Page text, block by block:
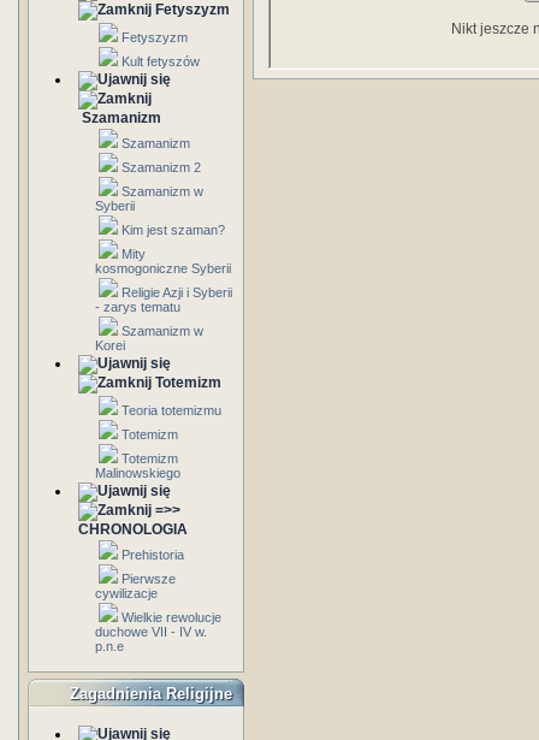
Fetyszyzm
Fetyszyzm
Kult fetyszów
Szamanizm
Szamanizm
Szamanizm 2
Szamanizm w
Syberii
Kim jest szaman?
Mity
kosmogoniczne Syberii
Religie Azji i Syberii
- zarys tematu
Szamanizm w
Korei
Totemizm
Teoria totemizmu
Totemizm
Totemizm
Malinowskiego
=>>
CHRONOLOGIA
Prehistoria
Pierwsze
cywilizacje
Wielkie rewolucje
duchowe VII - IV w.
p.n.e
Zagadnienia Religijne
Nikt jeszcze